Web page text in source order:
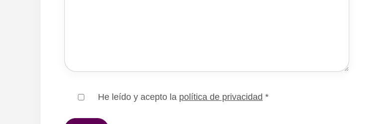
He leído y acepto la política de privacidad *